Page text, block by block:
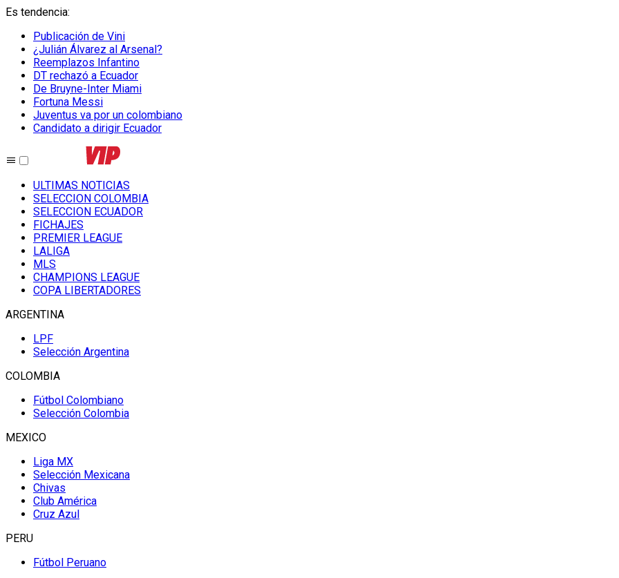
Es tendencia:
Publicación de Vini
¿Julián Álvarez al Arsenal?
Reemplazos Infantino
DT rechazó a Ecuador
De Bruyne-Inter Miami
Fortuna Messi
Juventus va por un colombiano
Candidato a dirigir Ecuador
ULTIMAS NOTICIAS
SELECCION COLOMBIA
SELECCION ECUADOR
FICHAJES
PREMIER LEAGUE
LALIGA
MLS
CHAMPIONS LEAGUE
COPA LIBERTADORES
ARGENTINA
LPF
Selección Argentina
COLOMBIA
Fútbol Colombiano
Selección Colombia
MEXICO
Liga MX
Selección Mexicana
Chivas
Club América
Cruz Azul
PERU
Fútbol Peruano